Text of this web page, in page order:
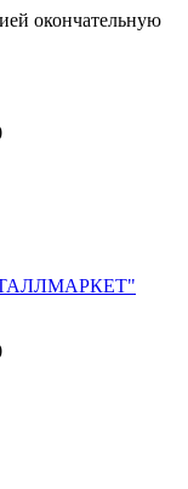
окончательную